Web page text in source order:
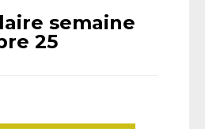
semaine
25